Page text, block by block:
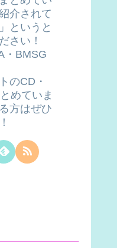
介されて
というと
さい！
・BMSG
のCD・
めていま
方はぜひ